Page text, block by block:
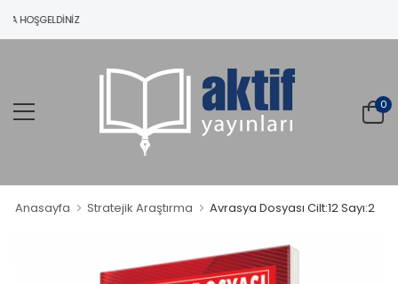
HOŞGELDINIZ
0
Anasayfa Stratejik Araştırma Avrasya Dosyası Cilt:12 Sayı:2